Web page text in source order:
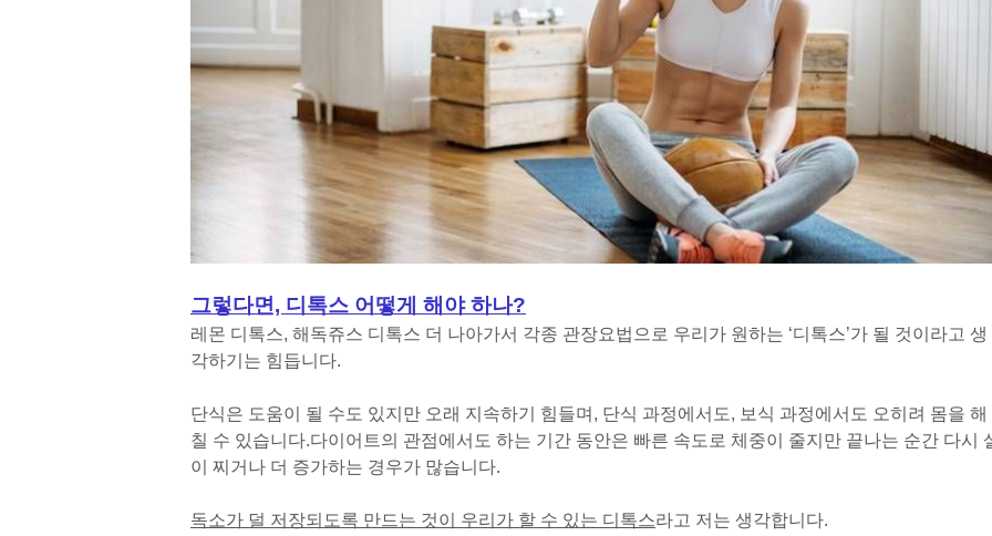
그렇다면, 디톡스 어떻게 해야 하나?
레몬 디톡스, 해독쥬스 디톡스 더 나아가서 각종 관장요법으로 우리가 원하는 ‘디톡스’가 될 것이라고 생
각하기는 힘듭니다.
단식은 도움이 될 수도 있지만 오래 지속하기 힘들며, 단식 과정에서도, 보식 과정에서도 오히려 몸을 해
칠 수 있습니다.다이어트의 관점에서도 하는 기간 동안은 빠른 속도로 체중이 줄지만 끝나는 순간 다시
이 찌거나 더 증가하는 경우가 많습니다.
독소가 덜 저장되도록 만드는 것이 우리가 할 수 있는 디톡스라고 저는 생각합니다.